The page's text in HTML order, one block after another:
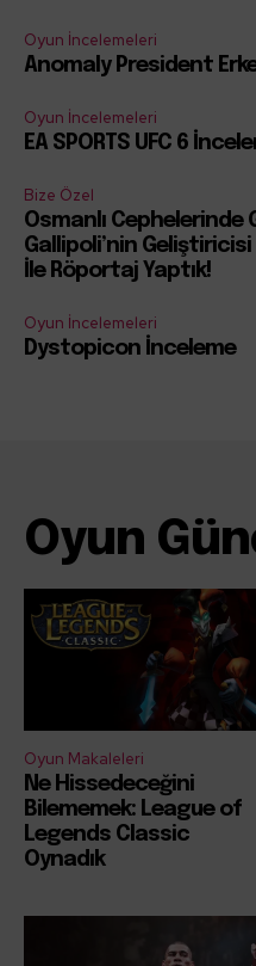
Oyun İncelemeleri
Anomaly President
Oyun İncelemeleri
EA SPORTS UFC 6
Bize Özel
Osmanlı Cephelerinde
Gallipoli’nin Geliştiricisi
İle Röportaj Yaptık!
Oyun İncelemeleri
Dystopicon İnceleme
Oyun
Oyun Makaleleri
Ne Hissedeceğini
Bilememek: League of
Legends Classic
Oynadık